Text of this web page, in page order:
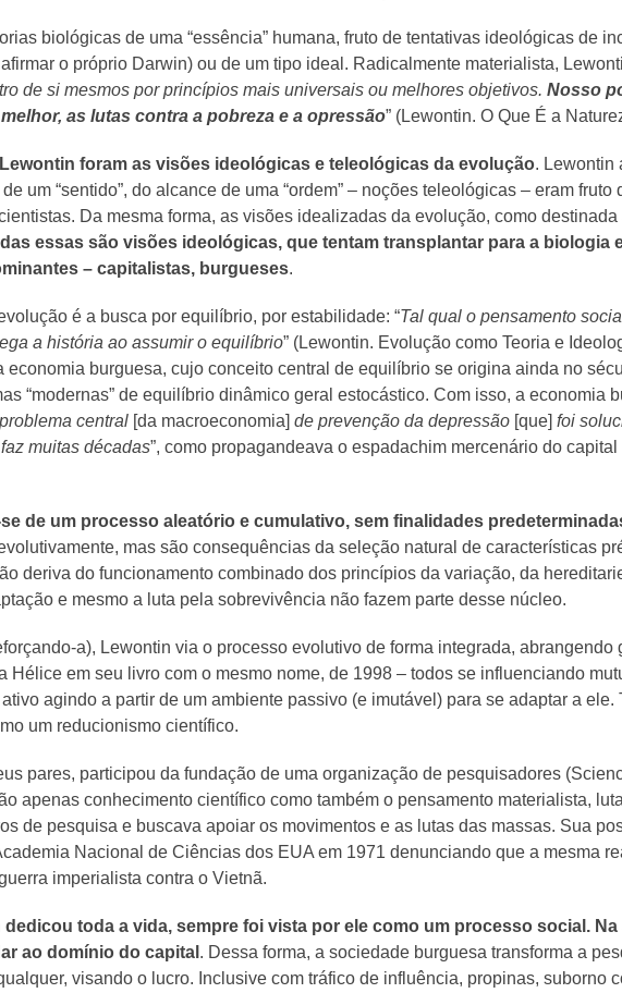
biológicas de uma “essência” humana, fruto de tentativas ideológicas de
o próprio Darwin) ou de um tipo ideal. Radicalmente materialista,
de si mesmos por princípios mais universais ou melhores objetivos. Nosso
as lutas contra a pobreza e a opressão” (Lewontin. O Que É a
foram as visões ideológicas e teleológicas da evolução. Lewontin
um “sentido”, do alcance de uma “ordem” – noções teleológicas – eram
Da mesma forma, as visões idealizadas da evolução, como destinada
essas são visões ideológicas, que tentam transplantar para a biologia
– capitalistas, burgueses.
é a busca por equilíbrio, por estabilidade: “Tal qual o pensamento
a história ao assumir o equilíbrio” (Lewontin. Evolução como Teoria e
economia burguesa, cujo conceito central de equilíbrio se origina ainda no
“modernas” de equilíbrio dinâmico geral estocástico. Com isso, a economia
central [da macroeconomia] de prevenção da depressão [que] foi
muitas décadas”, como propagandeava o espadachim mercenário do capital
de um processo aleatório e cumulativo, sem finalidades
mas são consequências da seleção natural de características
deriva do funcionamento combinado dos princípios da variação, da
e mesmo a luta pela sobrevivência não fazem parte desse núcleo.
a), Lewontin via o processo evolutivo de forma integrada, abrangendo
Hélice em seu livro com o mesmo nome, de 1998 – todos se influenciando
agindo a partir de um ambiente passivo (e imutável) para se adaptar a ele.
um reducionismo científico.
pares, participou da fundação de uma organização de pesquisadores
apenas conhecimento científico como também o pensamento materialista,
de pesquisa e buscava apoiar os movimentos e as lutas das massas. Sua
Nacional de Ciências dos EUA em 1971 denunciando que a mesma
imperialista contra o Vietnã.
toda a vida, sempre foi vista por ele como um processo social.
ao domínio do capital . Dessa forma, a sociedade burguesa transforma a
visando o lucro. Inclusive com tráfico de influência, propinas, suborno